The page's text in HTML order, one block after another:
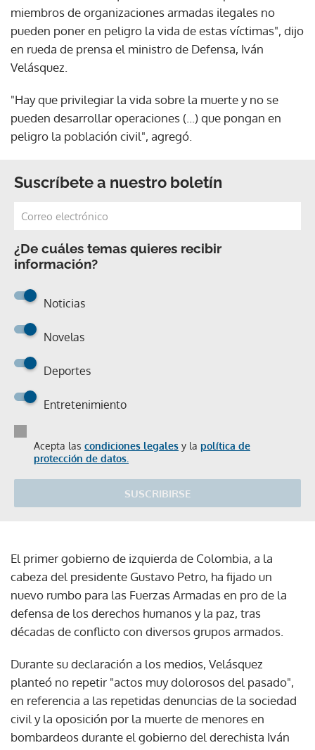
miembros de organizaciones armadas ilegales no
pueden poner en peligro la vida de estas víctimas", dijo
en rueda de prensa el ministro de Defensa, Iván
Velásquez.
"Hay que privilegiar la vida sobre la muerte y no se
pueden desarrollar operaciones (...) que pongan en
peligro la población civil", agregó.
Suscríbete a nuestro boletín
¿De cuáles temas quieres recibir
información?
Noticias
Novelas
Deportes
Entretenimiento
Acepta las condiciones legales y la política de
protección de datos.
SUSCRIBIRSE
El primer gobierno de izquierda de Colombia, a la
cabeza del presidente Gustavo Petro, ha fijado un
nuevo rumbo para las Fuerzas Armadas en pro de la
defensa de los derechos humanos y la paz, tras
décadas de conflicto con diversos grupos armados.
Durante su declaración a los medios, Velásquez
planteó no repetir "actos muy dolorosos del pasado",
en referencia a las repetidas denuncias de la sociedad
civil y la oposición por la muerte de menores en
bombardeos durante el gobierno del derechista Iván